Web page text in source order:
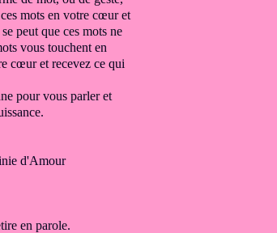
mots en votre cœur et
peut que ces mots ne
vous touchent en
cœuret recevez ce qui
pour vous parleret
d'Amour
en parole.